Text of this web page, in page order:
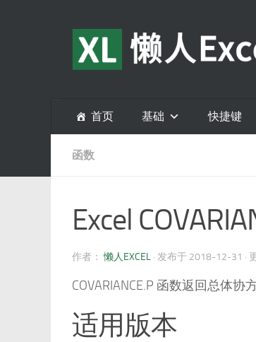
首页 基础 快捷键
函数
Excel
作者：懒人EXCEL · 发布于 2018-12-31 ·
COVARIANCE.P 函数返回总体协方
适用版本